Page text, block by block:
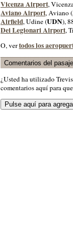
Vicenza Airport,
Aviano Airport, Aviano (
Airfield, Udine (UDN),
Dei Legionari Airport,
O, vertodos los
Comentarios del
¿Usted ha utilizado
comentarios aquí para